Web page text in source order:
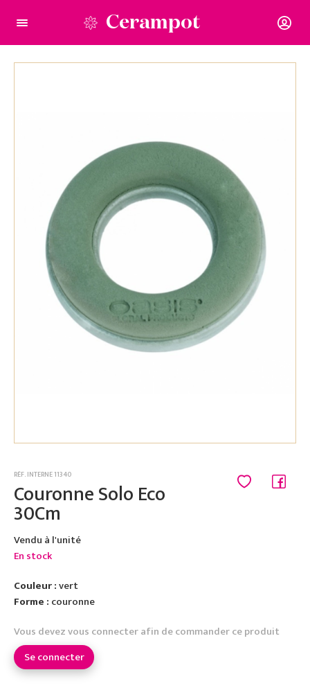
Cerampot
RÉF. INTERNE 11340
Couronne Solo Eco
30Cm
Vendu à l'unité
En stock
Couleur :vert
Forme : couronne
Vous devez vous connecter afin de commander ce produit
Se connecter